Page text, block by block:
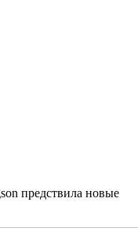
предствила новые